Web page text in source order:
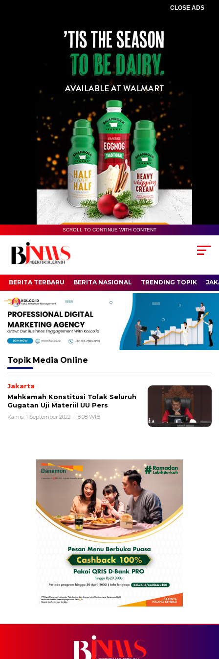
CLOSE ADS
SCROLL TO CONTINUE WITH CONTENT
BERITA TERBARU BERITA NASIONAL TRENDING TOPIK
Topik Media Online
Jakarta
Mahkamah Konstitusi Tolak Seluruh
Gugatan Uji Materiil UU Pers
Kamis, 1 September 2022 - 18:08 WIB